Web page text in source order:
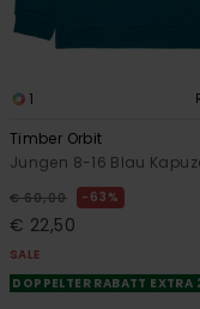
1
Timber Orbit
Jungen 8-16 Blau
€ 60,00 63%
€ 22,50
SALE
DOPPELTER RABATT EXTRA